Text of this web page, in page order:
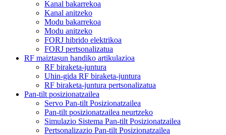
Kanal bakarrekoa
Kanal anitzeko
Modu bakarrekoa
Modu anitzeko
FORJ hibrido elektrikoa
FORJ pertsonalizatua
RF maiztasun handiko artikulazioa
RF biraketa-juntura
Uhin-gida RF biraketa-juntura
RF biraketa-juntura pertsonalizatua
Pan-tilt posizionatzailea
Servo Pan-tilt Posizionatzailea
Pan-tilt posizionatzailea neurtzeko
Simulazio Sistema Pan-tilt Posizionatzailea
Pertsonalizazio Pan-tilt Posizionatzailea